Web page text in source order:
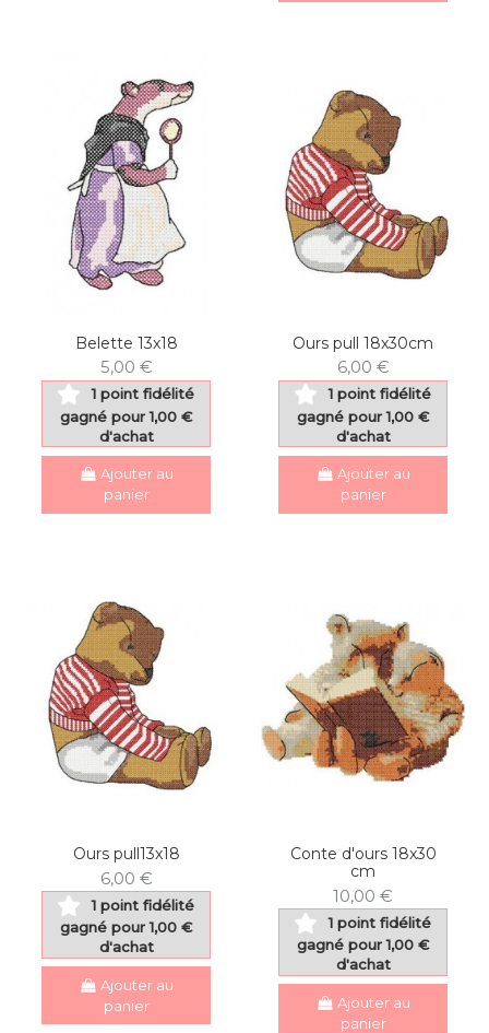
Belette 13x18
5,00 €
1 point fidélité
gagné pour 1,00 €
d'achat
Ajouter au
panier
Ours pull 18x30cm
6,00 €
1 point fidélité
gagné pour 1,00 €
d'achat
Ajouter au
panier
Ours pull13x18
6,00 €
1 point fidélité
gagné pour 1,00 €
d'achat
Ajouter au
panier
Conte d'ours 18x30
cm
10,00 €
1 point fidélité
gagné pour 1,00 €
d'achat
Ajouter au
panier